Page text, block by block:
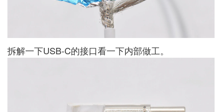
拆解一下USB-C的接口看一下内部做工。